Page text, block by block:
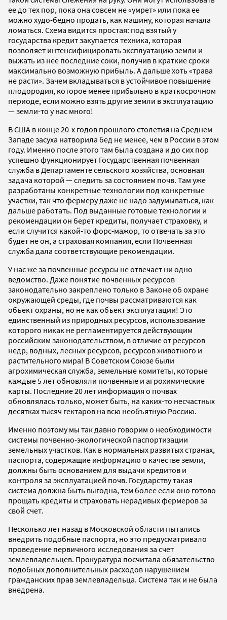
ее до тех пор, пока она совсем не «умрет» или пока ее
можно худо-бедно продать, как машину, которая начала
ломаться. Схема видится простая: под взятый у
государства кредит закупается техника, которая
позволяет интенсифицировать эксплуатацию земли и
выжать из нее последние соки, получив в краткие сроки
максимально возможную прибыль. А дальше хоть «трава
не расти». Зачем вкладываться в устойчивое повышение
плодородия, которое менее прибыльно в краткосрочном
периоде, если можно взять другие земли в эксплуатацию
— земли-то у нас много!
В США в конце 20-х годов прошлого столетия на Среднем
Западе засуха натворила бед не менее, чем в России в этом
году. Именно после этого там была создана и до сих пор
успешно функционирует Государственная почвенная
служба в Департаменте сельского хозяйства, основная
задача которой — следить за состоянием почв. Там уже
разработаны конкретные технологии под конкретные
участки, так что фермеру даже не надо задумываться, как
дальше работать. Под выданные готовые технологии и
рекомендации он берет кредиты, получает страховку, и
если случится какой-то форс-мажор, то отвечать за это
будет не он, а страховая компания, если Почвенная
служба дала соответствующие рекомендации.
У нас же за почвенные ресурсы не отвечает ни одно
ведомство. Даже понятие почвенных ресурсов
законодательно закреплено только в Законе об охране
окружающей среды, где почвы рассматриваются как
объект охраны, но не как объект эксплуатации! Это
единственный из природных ресурсов, использование
которого никак не регламентируется действующим
российским законодательством, в отличие от ресурсов
недр, водных, лесных ресурсов, ресурсов животного и
растительного мира! В Советском Союзе были
агрохимическая служба, земельные комитеты, которые
каждые 5 лет обновляли почвенные и агрохимические
карты. Последние 20 лет информация о почвах
обновлялась только, может быть, на каких-то несчастных
десятках тысяч гектаров на всю необъятную Россию.
Именно поэтому мы так давно говорим о необходимости
системы почвенно-экологической паспортизации
земельных участков. Как в нормальных развитых странах,
паспорта, содержащие информацию о качестве земли,
должны быть основанием для выдачи кредитов и
контроля за эксплуатацией почв. Государству такая
система должна быть выгодна, тем более если оно готово
прощать кредиты и страховать нерадивых фермеров за
свой счет.
Несколько лет назад в Московской области пытались
внедрить подобные паспорта, но это предусматривало
проведение первичного исследования за счет
землевладельцев. Прокуратура посчитала обязательство
подобных дополнительных расходов нарушением
гражданских прав землевладельца. Система так и не была
внедрена.